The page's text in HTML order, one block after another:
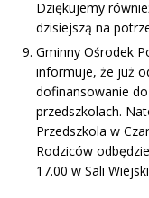
Dziękujemy
dzisiejszą na
Gminny Ośrodek
informuje, że już
dofinansowanie
przedszkolach.
Przedszkola w
Rodziców
17.00 w Sali